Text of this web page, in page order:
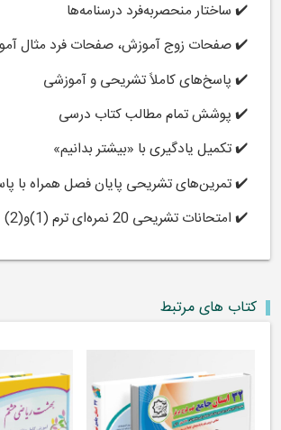
✔️ ساختار منحصر‌به‌فرد درسنامه‌ها
✔️ صفحات زوج آموزش، صفحات فرد مثال
✔️ پاسخ‌های کاملاً تشریحی و آموزشی
✔️ پوشش تمام مطالب کتاب درسی
✔️ تکمیل یادگیری با «بیشتر بدانیم»
✔️ تمرین‌های تشریحی پایان فصل همراه با
✔️ امتحانات تشریحی 20 نمره‌ای ترم (1)و(2)
کتاب های مرتبط